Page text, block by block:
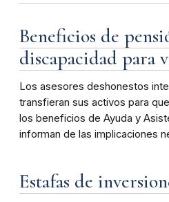
Beneficios de
discapacidad para
Los asesores deshonestos
transfieran sus activos para
los beneficios de Ayuda y
informan de las implicaciones
Estafas de